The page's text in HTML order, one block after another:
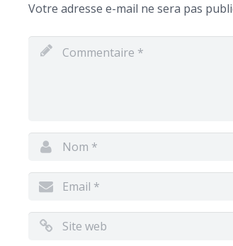
Votre adresse e-mail ne sera pas